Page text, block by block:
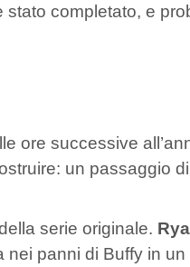
completato, e
ore successive
un passaggio
serie originale.
panni di Buffy in